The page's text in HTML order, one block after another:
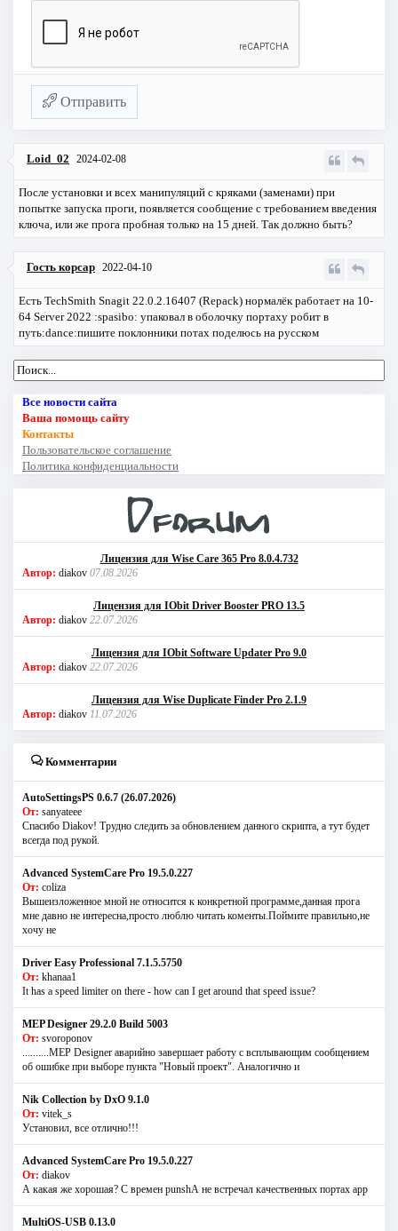
Отправить
Loid_02 2024-02-08
После установки и всех манипуляций с кряками (заменами) при
попытке запуска проги, появляется сообщение с требованием введения
ключа, или же прога пробная только на 15 дней. Так должно быть?
Гость корсар 2022-04-10
Есть TechSmith Snagit 22.0.2.16407 (Repack) нормалёк работает на 10-
64 Server 2022 :spasibo: упаковал в оболочку портаху робит в
путь:dance:пишите поклонники потах поделюсь на русском
Все новости сайта
Ваша помощь сайту
Контакты
Пользовательское соглашение
Политика конфиденциальности
Лицензия для Wise Care 365 Pro 8.0.4.732
Автор: diakov 07.08.2026
Лицензия для IObit Driver Booster PRO 13.5
Автор: diakov 22.07.2026
Лицензия для IObit Software Updater Pro 9.0
Автор: diakov 22.07.2026
Лицензия для Wise Duplicate Finder Pro 2.1.9
Автор: diakov 11.07.2026
Комментарии
AutoSettingsPS 0.6.7 (26.07.2026)
От: sanyateee
Спасибо Diakov! Трудно следить за обновлением данного скрипта, а тут будет
всегда под рукой.
Advanced SystemCare Pro 19.5.0.227
От: coliza
Вышеизложенное мной не относится к конкретной программе,данная прога
мне давно не интересна,просто люблю читать коменты.Поймите правильно,не
хочу не
Driver Easy Professional 7.1.5.5750
От: khanaa1
It has a speed limiter on there - how can I get around that speed issue?
MEP Designer 29.2.0 Build 5003
От: svoroponov
..........MEP Designer аварийно завершает работу с всплывающим сообщением
об ошибке при выборе пункта "Новый проект". Аналогично и
Nik Collection by DxO 9.1.0
От: vitek_s
Установил, все отлично!!!
Advanced SystemCare Pro 19.5.0.227
От: diakov
А какая же хорошая? С времен punshА не встречал качественных портах app
MultiOS-USB 0.13.0